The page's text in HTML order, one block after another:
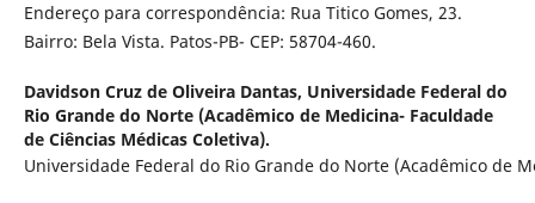
Endereço para correspondência: Rua Titico Gomes, 23.
Bairro: Bela Vista. Patos-PB- CEP: 58704-460.
Davidson Cruz de Oliveira Dantas, Universidade Federal do
Rio Grande do Norte (Acadêmico de Medicina- Faculdade
de Ciências Médicas Coletiva).
Universidade Federal do Rio Grande do Norte (Acadêmico de